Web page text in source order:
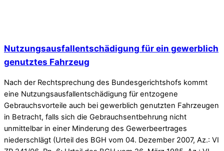
Nutzungsausfallentschädigung für ein gewerblich
genutztes Fahrzeug
Nach der Rechtsprechung des Bundesgerichtshofs kommt
eine Nutzungsausfallentschädigung für entzogene
Gebrauchsvorteile auch bei gewerblich genutzten Fahrzeugen
in Betracht, falls sich die Gebrauchsentbehrung nicht
unmittelbar in einer Minderung des Gewerbeertrages
niederschlägt (Urteil des BGH vom 04. Dezember 2007, Az.: VI